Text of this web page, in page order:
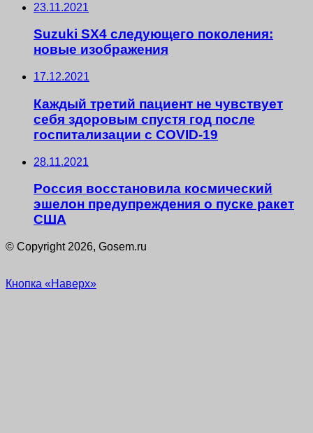
23.11.2021
Suzuki SX4 следующего поколения:
новые изображения
17.12.2021
Каждый третий пациент не чувствует
себя здоровым спустя год после
госпитализации с COVID-19
28.11.2021
Россия восстановила космический
эшелон предупреждения о пуске ракет
США
© Copyright 2026, Gosem.ru
Кнопка «Наверх»